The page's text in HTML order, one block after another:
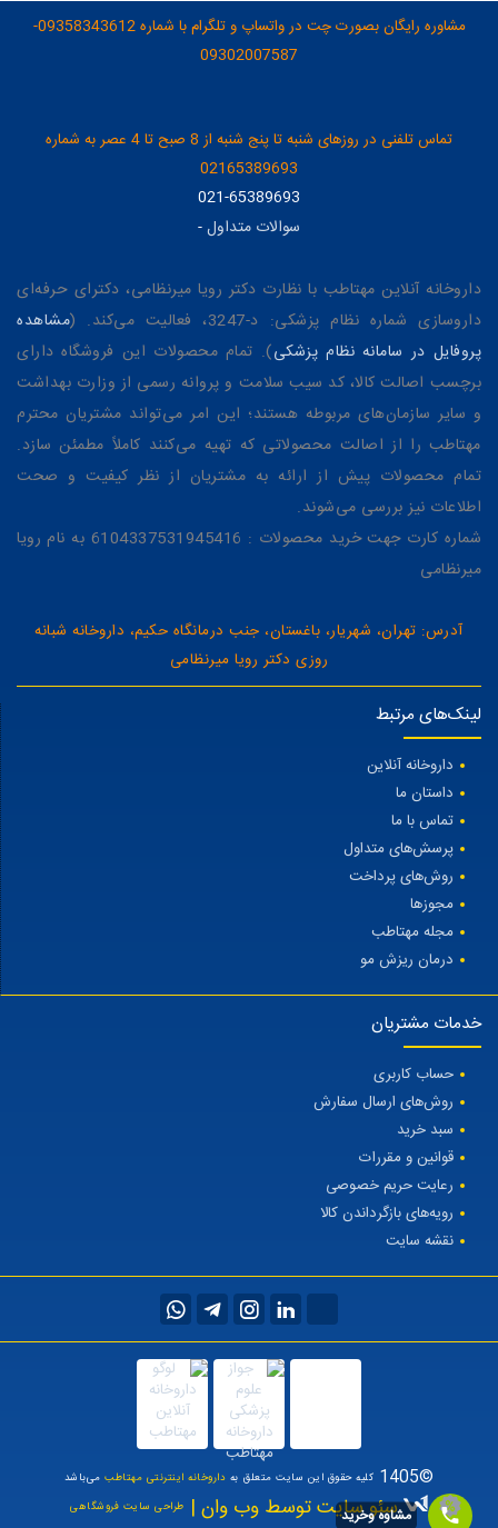
مشاوره رایگان بصورت چت در واتساپ و تلگرام با شماره 09358343612-
09302007587
تماس تلفنی در روزهای شنبه تا پنج شنبه از 8 صبح تا 4 عصر به شماره
02165389693
021-65389693
سوالات متداول-
داروخانه آنلاین مهتاطب با نظارت دکتر رویا میرنظامی، دکترای حرفه‌ای
داروسازی شماره نظام پزشکی: د-3247، فعالیت می‌کند. (
مشاهده
پروفایل در سامانه نظام پزشکی). تمام محصولات این فروشگاه دارای
برچسب اصالت کالا، کد سیب سلامت و پروانه رسمی از وزارت بهداشت
و سایر سازمان‌های مربوطه هستند؛ این امر می‌تواند مشتریان محترم
مهتاطب را از اصالت محصولاتی که تهیه می‌کنند کاملاً مطمئن سازد.
تمام محصولات پیش از ارائه به مشتریان از نظر کیفیت و صحت
اطلاعات نیز بررسی می‌شوند.
شماره کارت جهت خرید محصولات : 6104337531945416 به نام رویا
میرنظامی
آدرس: تهران، شهریار، باغستان، جنب درمانگاه حکیم، داروخانه شبانه
روزی دکتر رویا میرنظامی
لینک‌های مرتبط
داروخانه آنلاین
داستان ما
تماس با ما
پرسش‌های متداول
روش‌های پرداخت
مجوزها
مجله مهتاطب
درمان ریزش مو
خدمات مشتریان
حساب کاربری
روش‌های ارسال سفارش
سبد خرید
قوانین و مقررات
رعایت حریم خصوصی
رویه‌های بازگرداندن کالا
نقشه سایت
©1405 کلیه حقوق این سایت متعلق به داروخانه اینترنتی مهتاطبمی‌باشد
سئو سایت توسط وب وان | طراحی سایت فروشگاهی مشاوه وخرید